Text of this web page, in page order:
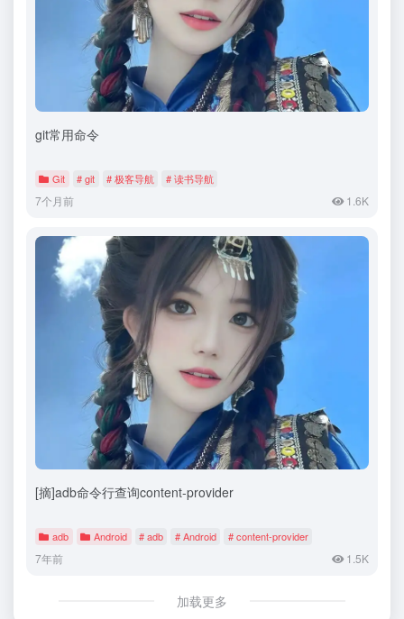
git常用命令
Git # git # 极客导航 # 读书导航
7个月前 1.6K
[摘]adb命令行查询content-provider
adb Android # adb # Android # content-provider
7年前 1.5K
加载更多